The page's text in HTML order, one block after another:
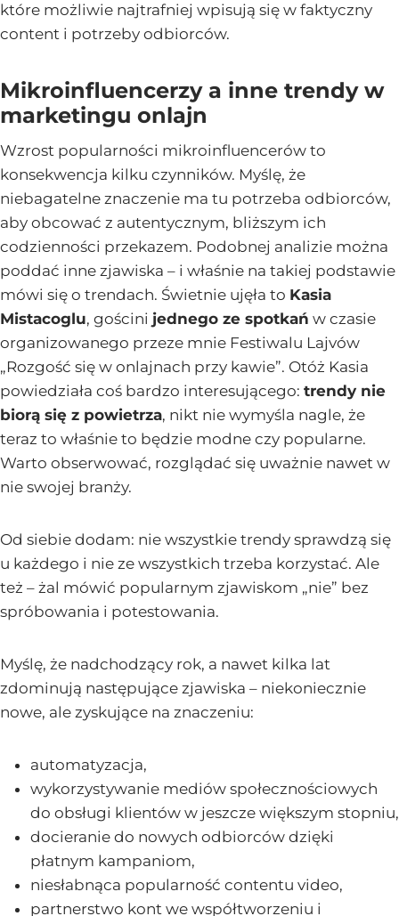
które możliwie najtrafniej wpisują się w faktyczny
content i potrzeby odbiorców.
Mikroinfluencerzy a inne trendy w
marketingu onlajn
Wzrost popularności mikroinfluencerów to
konsekwencja kilku czynników. Myślę, że
niebagatelne znaczenie ma tu potrzeba odbiorców,
aby obcować z autentycznym, bliższym ich
codzienności przekazem. Podobnej analizie można
poddać inne zjawiska – i właśnie na takiej podstawie
mówi się o trendach. Świetnie ujęła to Kasia
Mistacoglu, gościni jednego ze spotkań w czasie
organizowanego przeze mnie Festiwalu Lajvów
„Rozgość się w onlajnach przy kawie”. Otóż Kasia
powiedziała coś bardzo interesującego: trendy nie
biorą się z powietrza, nikt nie wymyśla nagle, że
teraz to właśnie to będzie modne czy popularne.
Warto obserwować, rozglądać się uważnie nawet w
nie swojej branży.
Od siebie dodam: nie wszystkie trendy sprawdzą się
u każdego i nie ze wszystkich trzeba korzystać. Ale
też – żal mówić popularnym zjawiskom „nie” bez
spróbowania i potestowania.
Myślę, że nadchodzący rok, a nawet kilka lat
zdominują następujące zjawiska – niekoniecznie
nowe, ale zyskujące na znaczeniu:
automatyzacja,
wykorzystywanie mediów społecznościowych
do obsługi klientów w jeszcze większym stopniu,
docieranie do nowych odbiorców dzięki
płatnym kampaniom,
niesłabnąca popularność contentu video,
partnerstwo kont we współtworzeniu i